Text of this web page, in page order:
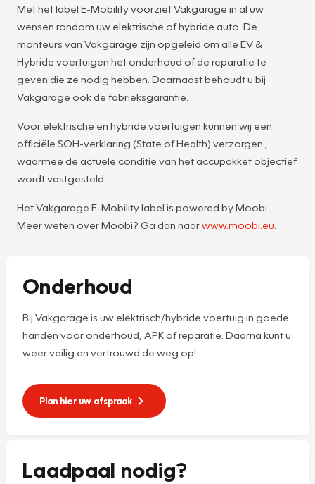
Met het label E-Mobility voorziet Vakgarage in al uw
wensen rondom uw elektrische of hybride auto. De
monteurs van Vakgarage zijn opgeleid om alle EV &
Hybride voertuigen het onderhoud of de reparatie te
geven die ze nodig hebben. Daarnaast behoudt u bij
Vakgarage ook de fabrieksgarantie.
Voor elektrische en hybride voertuigen kunnen wij een
officiële SOH-verklaring (State of Health) verzorgen ,
waarmee de actuele conditie van het accupakket objectief
wordt vastgesteld.
Het Vakgarage E-Mobility label is powered by Moobi.
Meer weten over Moobi? Ga dan naarwww.moobi.eu
Onderhoud
Bij Vakgarage is uw elektrisch/hybride voertuig in goede
handen voor onderhoud, APK of reparatie. Daarna kunt u
weer veilig en vertrouwd de weg op!
Plan hier uw afspraak
Laadpaal nodig?